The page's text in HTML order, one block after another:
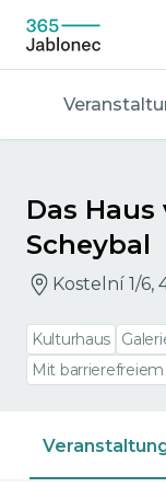
Das
Scheybal
Kostelní 1/6,
Kulturhaus
Mit